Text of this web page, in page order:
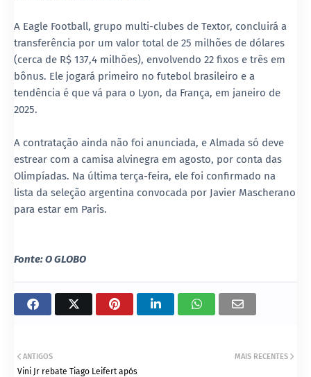
A Eagle Football, grupo multi-clubes de Textor, concluirá a
transferência por um valor total de 25 milhões de dólares
(cerca de R$ 137,4 milhões), envolvendo 22 fixos e três em
bônus. Ele jogará primeiro no futebol brasileiro e a
tendência é que vá para o Lyon, da França, em janeiro de
2025.
A contratação ainda não foi anunciada, e Almada só deve
estrear com a camisa alvinegra em agosto, por conta das
Olimpíadas. Na última terça-feira, ele foi confirmado na
lista da seleção argentina convocada por Javier Mascherano
para estar em Paris.
Fonte: O GLOBO
MAIS RECENTES
ANTIGOS
Vini Jr rebate Tiago Leifert após